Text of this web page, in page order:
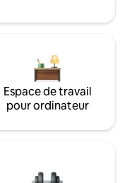
Espace de travail
pour ordinateur